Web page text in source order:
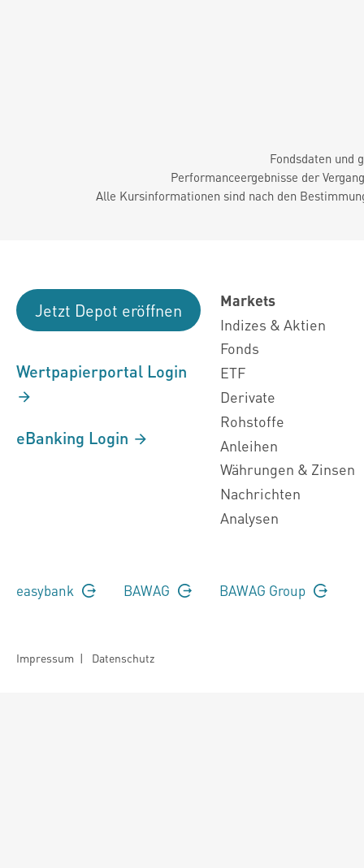
Fondsdaten und
Performanceergebnisse der
Alle Kursinformationen sind nach den
Jetzt Depot eröffnen
Wertpapierportal Login
eBanking Login
Markets
Indizes & Aktien
Fonds
ETF
Derivate
Rohstoffe
Anleihen
Währungen & Zinsen
Nachrichten
Analysen
easybank BAWAG BAWAG Group
Impressum | Datenschutz